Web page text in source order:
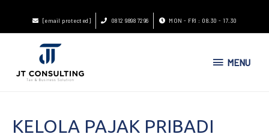
[email protected] 0812 9898 7296 MON - FRI : 08.30 - 17.30
MENU
KELOLA PAJAK PRIBADI